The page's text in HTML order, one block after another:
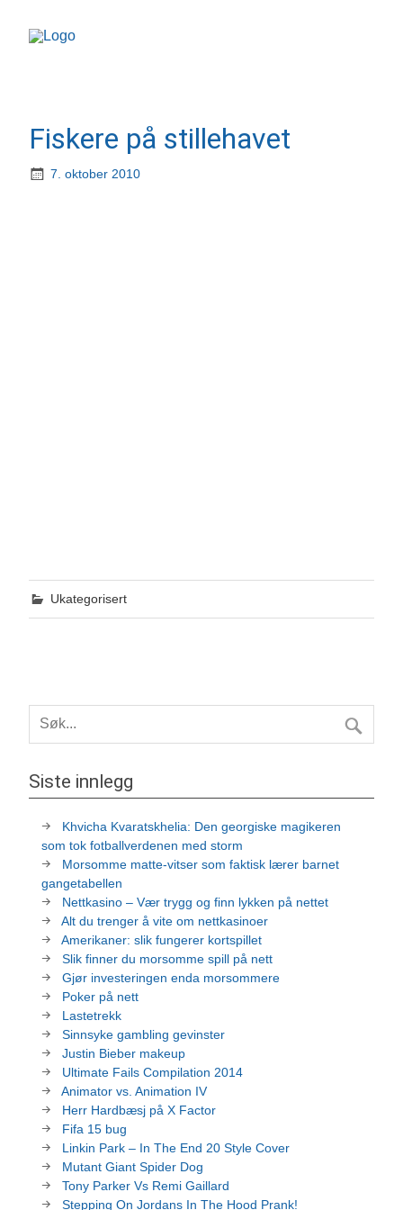
Fiskere på stillehavet
7. oktober 2010
Ukategorisert
Siste innlegg
Khvicha Kvaratskhelia: Den georgiske magikeren
som tok fotballverdenen med storm
Morsomme matte-vitser som faktisk lærer barnet
gangetabellen
Nettkasino – Vær trygg og finn lykken på nettet
Alt du trenger å vite om nettkasinoer
Amerikaner: slik fungerer kortspillet
Slik finner du morsomme spill på nett
Gjør investeringen enda morsommere
Poker på nett
Lastetrekk
Sinnsyke gambling gevinster
Justin Bieber makeup
Ultimate Fails Compilation 2014
Animator vs. Animation IV
Herr Hardbæsj på X Factor
Fifa 15 bug
Linkin Park – In The End 20 Style Cover
Mutant Giant Spider Dog
Tony Parker Vs Remi Gaillard
Stepping On Jordans In The Hood Prank!